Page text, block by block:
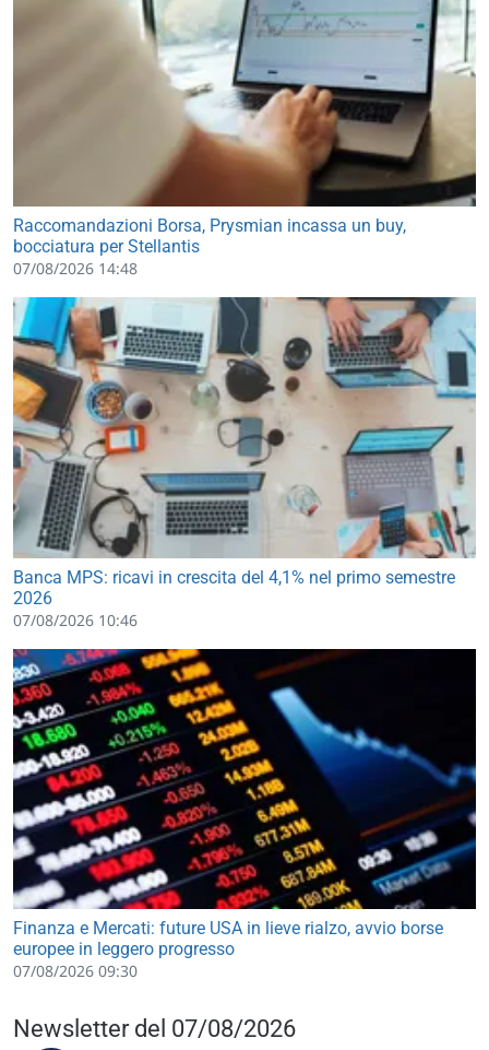
Raccomandazioni Borsa, Prysmian incassa un buy,
bocciatura per Stellantis
07/08/2026 14:48
Banca MPS: ricavi in crescita del 4,1% nel primo semestre
2026
07/08/2026 10:46
Finanza e Mercati: future USA in lieve rialzo, avvio borse
europee in leggero progresso
07/08/2026 09:30
Newsletter del 07/08/2026